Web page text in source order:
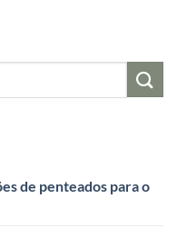
de penteados para o